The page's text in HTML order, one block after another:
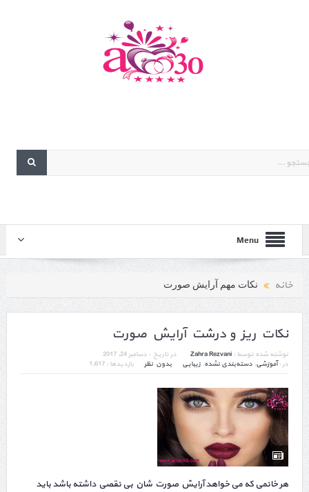
Menu
خانه نکات مهم آرایش صورت
نکات ریز و درشت آرایش صورت
نوشته شده توسط : Zahra Rezvani در تاریخ : دسامبر 24, 2017
در :آموزشی, دسته‌بندی نشده, زیبایی بدون نظر بازدیدها : 1,617
هر خانمی که می خواهد آرایش صورت شان بی نقصی داشته باشد باید